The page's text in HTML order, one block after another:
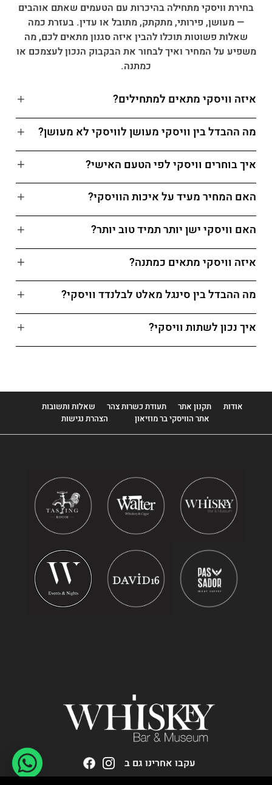
בחירת וויסקי מתחילה בהיכרות עם הטעמים שאתם אוהבים
— מעושן, פירותי, מתקתק, מתובל או עדין. בעזרת כמה
שאלות פשוטות תוכלו להבין איזה סגנון מתאים לכם, מה
משפיע על המחיר ואיך לבחור את הבקבוק הנכון לעצמכם או
כמתנה.
איזה וויסקי מתאים למתחילים?
מה ההבדל בין וויסקי מעושן לוויסקי לא מעושן?
איך בוחרים וויסקי לפי הטעם האישי?
האם המחיר מעיד על איכות הוויסקי?
האם וויסקי ישן יותר תמיד טוב יותר?
איזה וויסקי מתאים כמתנה?
מה ההבדל בין סינגל מאלט לבלנדד וויסקי?
איך נכון לשתות וויסקי?
אודות תקנון אתר תעודת כשרות צהר
שאלות ותשובות
אתר הוויסקי בר מוזיאון
הצהרת נגישות
עקבו אחרינו גם ב